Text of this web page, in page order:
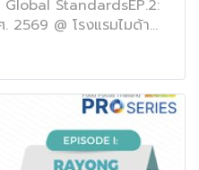
StandardsEP.2:
@ โรงแรมไมด้า
รปฐม